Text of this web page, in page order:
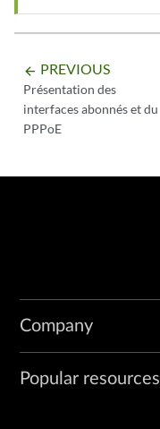
arrow_backward PREVIOUS
Présentation des
interfaces abonnés et du
PPPoE
Company
Popular resources